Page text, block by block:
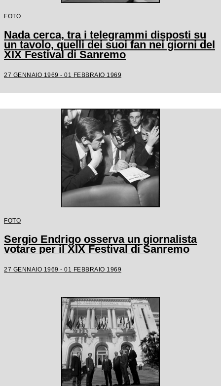
FOTO
Nada cerca, tra i telegrammi disposti su
un tavolo, quelli dei suoi fan nei giorni del
XIX Festival di Sanremo
27 GENNAIO 1969 - 01 FEBBRAIO 1969
FOTO
Sergio Endrigo osserva un giornalista
votare per il XIX Festival di Sanremo
27 GENNAIO 1969 - 01 FEBBRAIO 1969